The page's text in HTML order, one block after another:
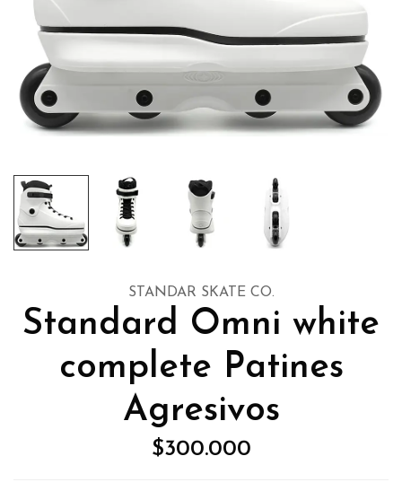
STANDAR SKATE CO.
Standard Omni white
complete Patines
Agresivos
$300.000